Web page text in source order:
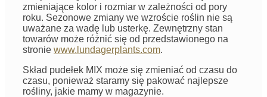
zmieniające kolor i rozmiar w zależności od pory
roku. Sezonowe zmiany we wzroście roślin nie są
uważane za wadę lub usterkę. Zewnętrzny stan
towarów może różnić się od przedstawionego na
stronie www.lundagerplants.com.
Skład pudełek MIX może się zmieniać od czasu do
czasu, ponieważ staramy się pakować najlepsze
rośliny, jakie mamy w magazynie.